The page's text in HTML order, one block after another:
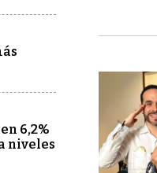
6,2%
niveles